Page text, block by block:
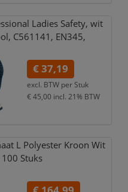
Ladies Safety, wit
C561141, EN345,
€ 37,19
excl. BTW per Stuk
€ 45,00 incl. 21% BTW
L Polyester Kroon Wit
100 Stuks